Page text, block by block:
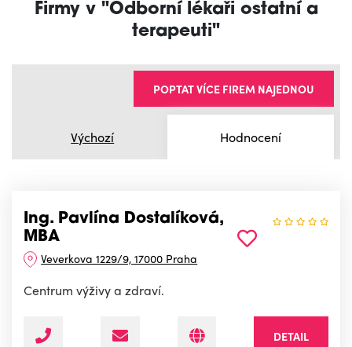
Firmy v "Odborní lékaři ostatní a
terapeuti"
Výchozí Hodnocení
POPTAT VÍCE FIREM NAJEDNOU
Ing. Pavlína Dostalíková,
MBA
Veverkova 1229/9, 17000 Praha
Centrum výživy a zdraví.
DETAIL